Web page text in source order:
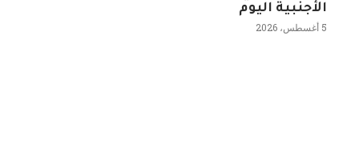
الأجنبية اليوم
5 أغسطس، 2026